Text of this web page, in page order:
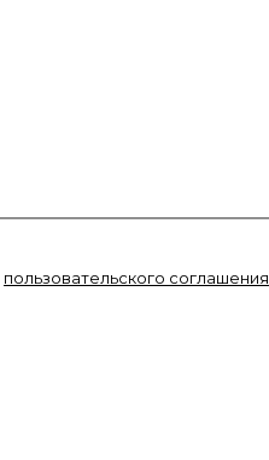
пользовательского соглашения